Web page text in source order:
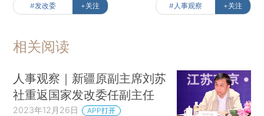
#发改委 +关注 #人事观察 +关注
相关阅读
人事观察｜新疆原副主席刘苏
社重返国家发改委任副主任
2023年12月26日 APP打开